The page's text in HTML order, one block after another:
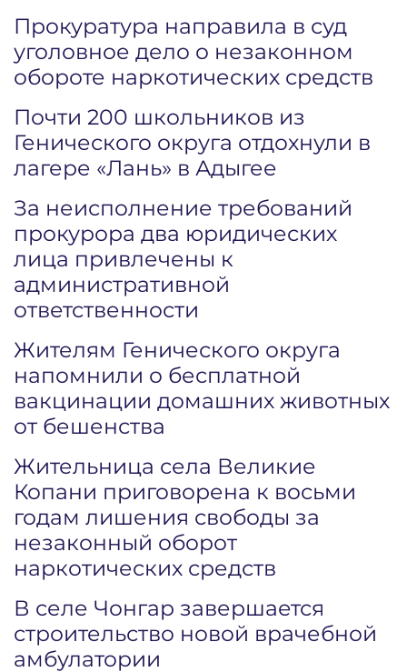
Прокуратура направила в суд
уголовное дело о незаконном
обороте наркотических средств
Почти 200 школьников из
Генического округа отдохнули в
лагере «Лань» в Адыгее
За неисполнение требований
прокурора два юридических
лица привлечены к
административной
ответственности
Жителям Генического округа
напомнили о бесплатной
вакцинации домашних животных
от бешенства
Жительница села Великие
Копани приговорена к восьми
годам лишения свободы за
незаконный оборот
наркотических средств
В селе Чонгар завершается
строительство новой врачебной
амбулатории